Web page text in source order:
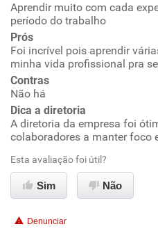
Oportunidade de promoção
Ambiente de trabalho
Conciliação com a vida familiar
Benefícios
Aprendir muito com cada
período do trabalho
Prós
Foi incrível pois aprendir
minha vida profissional pra
Contras
Não há
Dica a diretoria
A diretoria da empresa foi
colaboradores a manter foco
Esta avaliação foi útil?
Sim Não
Denunciar